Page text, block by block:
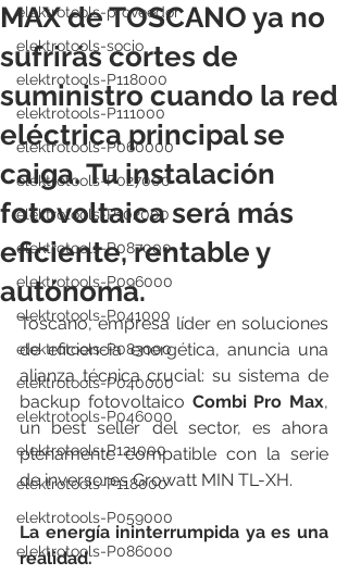
elektrotools-proveedor
elektrotools-socio
elektrotools-P118000
elektrotools-P111000
elektrotools-P060000
elektrotools-P027000
elektrotools-P102000
elektrotools-P087000
elektrotools-P096000
elektrotools-P041000
elektrotools-P083000
elektrotools-P040000
elektrotools-P046000
elektrotools-P121000
elektrotools-P118000
elektrotools-P059000
elektrotools-P086000
MAX de TOSCANO ya no
sufrirás cortes de
suministro cuando la red
eléctrica principal se
caiga. Tu instalación
fotovoltaica será más
eficiente, rentable y
autónoma.
Toscano, empresa líder en soluciones
de eficiencia energética, anuncia una
alianza técnica crucial: su sistema de
backup fotovoltaico Combi Pro Max,
un best seller del sector, es ahora
plenamente compatible con la serie
de inversores Growatt MIN TL-XH.
La energía ininterrumpida ya es una
realidad.